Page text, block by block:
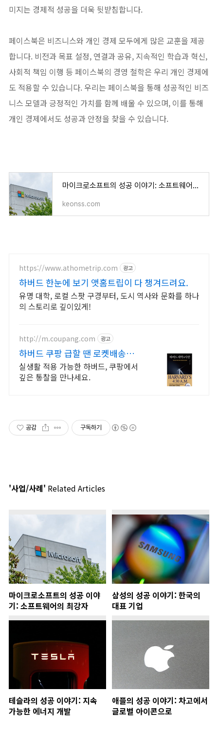
미지는 경제적 성공을 더욱 뒷받침합니다.
페이스북은 비즈니스와 개인 경제 모두에게 많은 교훈을 제공
합니다. 비전과 목표 설정, 연결과 공유, 지속적인 학습과 혁신,
사회적 책임 이행 등 페이스북의 경영 철학은 우리 개인 경제에
도 적용할 수 있습니다. 우리는 페이스북을 통해 성공적인 비즈
니스 모델과 긍정적인 가치를 함께 배울 수 있으며, 이를 통해
개인 경제에서도 성공과 안정을 찾을 수 있습니다.
마이크로소프트의 성공 이야기: 소프트웨어의 최강자
keonss.com
https://www.athometrip.com 광고
하버드 한눈에 보기 앳홈트립이 다 챙겨드려요.
유명 대학, 로컬 스팟 구경부터, 도시 역사와 문화를 하나
의 스토리로 깊이있게!
http://m.coupang.com 광고
하버드 쿠팡 급할 땐 로켓배송으
로 빠르게
실생활 적용 가능한 하버드, 쿠팡에서
깊은 통찰을 만나세요.
공감 구독하기
'사업/사례' Related Articles
마이크로소프트의 성공 이야
기: 소프트웨어의 최강자
삼성의 성공 이야기: 한국의
대표 기업
테슬라의 성공 이야기: 지속
가능한 에너지 개발
애플의 성공 이야기: 차고에서
글로벌 아이콘으로